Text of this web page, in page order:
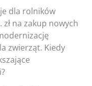
dla rolników
na zakup nowych
zwierząt. Kiedy